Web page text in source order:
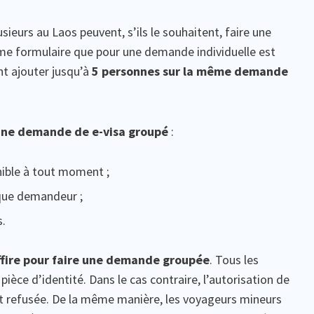
au Laos peuvent, s’ils le souhaitent, faire une
formulaire que pour une demande individuelle est
ajouter jusqu’à 5 personnes sur la même demande
demande de e-visa groupé :
à tout moment ;
demandeur ;
pour faire une demande groupée. Tous les
d’identité. Dans le cas contraire, l’autorisation de
De la même manière, les voyageurs mineurs